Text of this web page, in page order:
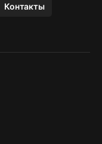
Контакты